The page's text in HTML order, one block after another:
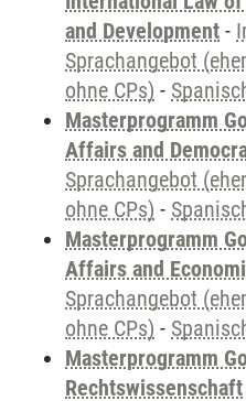
and Development -
Sprachangebot
ohne CPs) -
Masterprogramm
Affairs and
Sprachangebot
ohne CPs) -
Masterprogramm
Affairs and
Sprachangebot
ohne CPs) -
Masterprogramm
Rechtswissenschaft